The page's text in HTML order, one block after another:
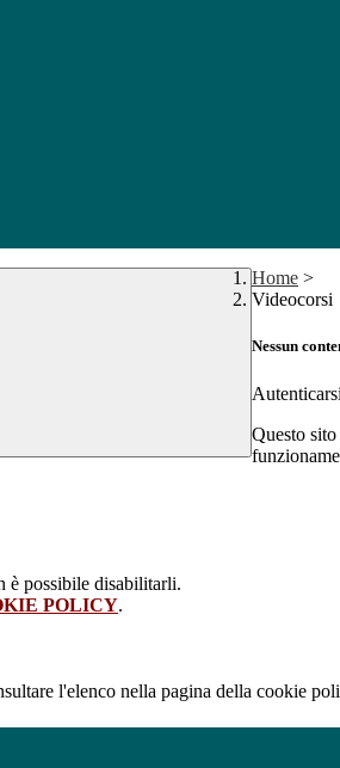
Home >
Videocorsi
Nessun
Questo
è possibile disabilitarli.
POLICY.
l'elenco nella pagina della cookie